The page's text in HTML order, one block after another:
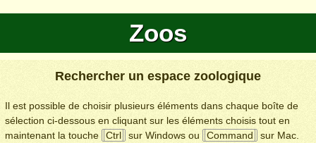
Zoos
Rechercher un espace zoologique
Il est possible de choisir plusieurs éléments dans chaque boîte de
sélection ci-dessous en cliquant sur les éléments choisis tout en
maintenant la touche
Ctrl sur Windows ou Command
sur Mac.